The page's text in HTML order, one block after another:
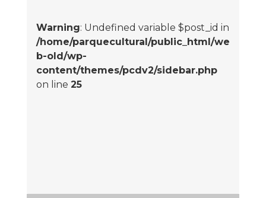
Warning: Undefined variable $post_id in
/home/parquecultural/public_html/we
b-old/wp-
content/themes/pcdv2/sidebar.php
on line 25